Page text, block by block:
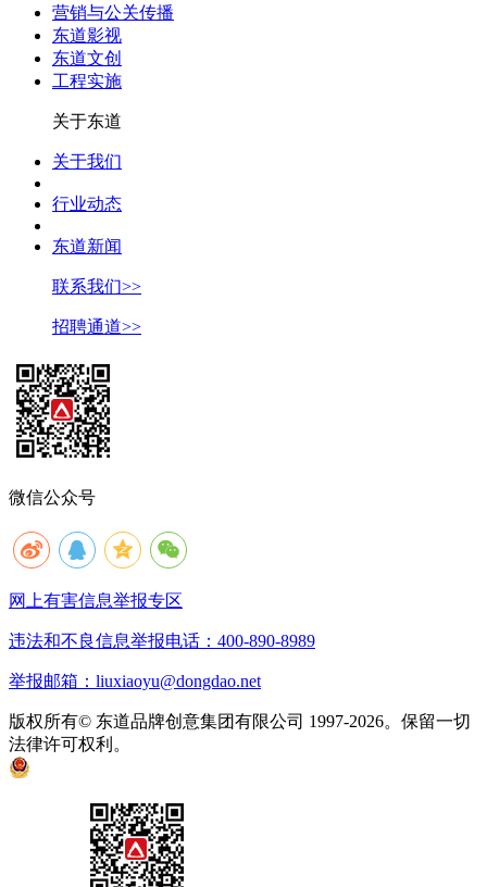
营销与公关传播
东道影视
东道文创
工程实施
关于东道
关于我们
行业动态
东道新闻
联系我们>>
招聘通道>>
微信公众号
网上有害信息举报专区
违法和不良信息举报电话：400-890-8989
举报邮箱：liuxiaoyu@dongdao.net
版权所有© 东道品牌创意集团有限公司 1997-2026。保留一切
法律许可权利。